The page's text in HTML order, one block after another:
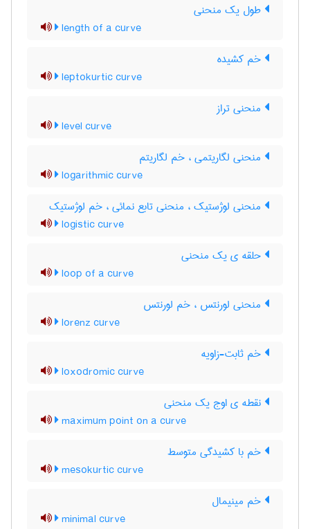
طول یک منحنی
length of a curve
خم کشیده
leptokurtic curve
منحنی تراز
level curve
منحنی لگاریتمی ، خم لگاریتم
logarithmic curve
منحنی لوژستیک ، منحنی تابع نمائی ، خم لوژستیک
logistic curve
حلقه ی یک منحنی
loop of a curve
منحنی لورنتس ، خم لورنتس
lorenz curve
خم ثابت-زاویه
loxodromic curve
نقطه ی اوج یک منحنی
maximum point on a curve
خم با کشیدگی متوسط
mesokurtic curve
خم مینیمال
minimal curve